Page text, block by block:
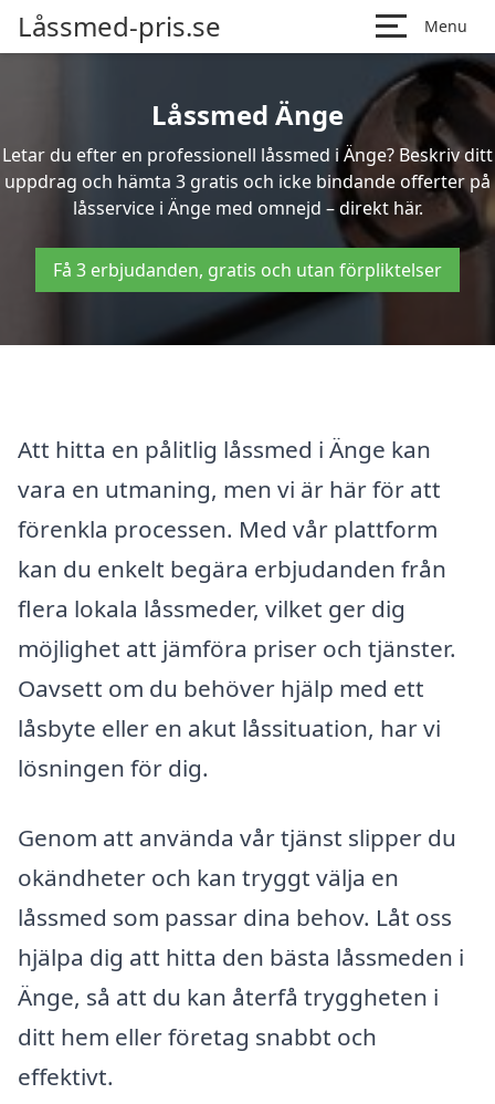
Låssmed-pris.se Menu
Låssmed Änge
Letar du efter en professionell låssmed i Änge? Beskriv ditt
uppdrag och hämta 3 gratis och icke bindande offerter på
låsservice i Änge med omnejd – direkt här.
Få 3 erbjudanden, gratis och utan förpliktelser
Att hitta en pålitlig låssmed i Änge kan
vara en utmaning, men vi är här för att
förenkla processen. Med vår plattform
kan du enkelt begära erbjudanden från
flera lokala låssmeder, vilket ger dig
möjlighet att jämföra priser och tjänster.
Oavsett om du behöver hjälp med ett
låsbyte eller en akut låssituation, har vi
lösningen för dig.
Genom att använda vår tjänst slipper du
okändheter och kan tryggt välja en
låssmed som passar dina behov. Låt oss
hjälpa dig att hitta den bästa låssmeden i
Änge, så att du kan återfå tryggheten i
ditt hem eller företag snabbt och
effektivt.